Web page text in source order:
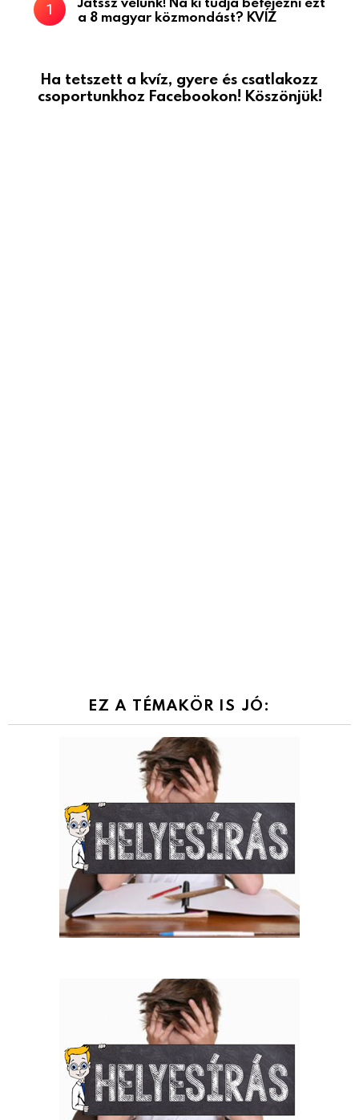
a 8 magyar közmondást? KVÍZ
Ha tetszett a kvíz, gyere és csatlakozz
csoportunkhoz Facebookon! Köszönjük!
EZ A TÉMAKÖR IS JÓ: